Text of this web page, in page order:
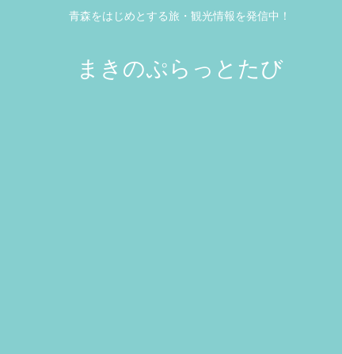
青森をはじめとする旅・観光情報を発信中！
まきのぷらっとたび